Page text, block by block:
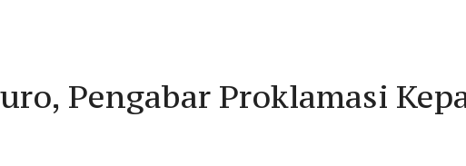
Pengabar Proklamasi